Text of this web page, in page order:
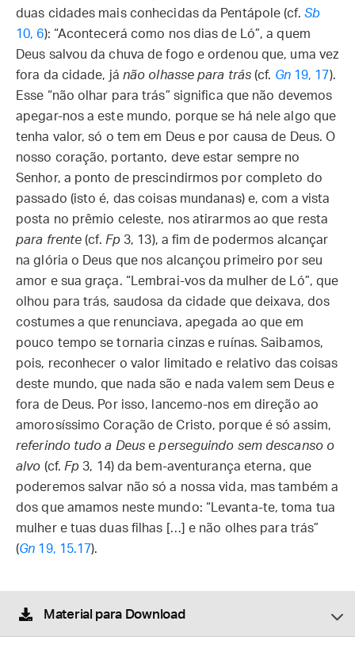
duas cidades mais conhecidas da Pentápole (cf. Sb
10, 6): “Acontecerá como nos dias de Ló”, a quem
Deus salvou da chuva de fogo e ordenou que, uma vez
fora da cidade, já não olhasse para trás (cf. Gn19, 17).
Esse “não olhar para trás” significa que não devemos
apegar-nos a este mundo, porque se há nele algo que
tenha valor, só o tem em Deus e por causa de Deus. O
nosso coração, portanto, deve estar sempre no
Senhor, a ponto de prescindirmos por completo do
passado (isto é, das coisas mundanas) e, com a vista
posta no prêmio celeste, nos atirarmos ao que resta
para frente (cf. Fp3, 13), a fim de podermos alcançar
na glória o Deus que nos alcançou primeiro por seu
amor e sua graça. “Lembrai-vos da mulher de Ló”, que
olhou para trás, saudosa da cidade que deixava, dos
costumes a que renunciava, apegada ao que em
pouco tempo se tornaria cinzas e ruínas. Saibamos,
pois, reconhecer o valor limitado e relativo das coisas
deste mundo, que nada são e nada valem sem Deus e
fora de Deus. Por isso, lancemo-nos em direção ao
amorosíssimo Coração de Cristo, porque é só assim,
referindo tudo a Deus eperseguindo sem descanso o
alvo (cf. Fp 3, 14) da bem-aventurança eterna, que
poderemos salvar não só a nossa vida, mas também a
dos que amamos neste mundo: “Levanta-te, toma tua
mulher e tuas duas filhas […] e não olhes para trás”
(Gn 19, 15.17).
Material para Download